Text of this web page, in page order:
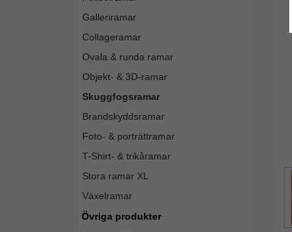
Galleriramar
Collageramar
Ovala & runda ramar
Objekt- & 3D-ramar
Skuggfogsramar
Brandskyddsramar
Foto- & porträttramar
T-Shirt- & trikåramar
Stora ramar XL
Växelramar
Övriga produkter